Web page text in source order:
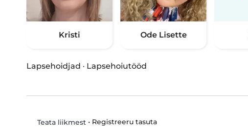
Kristi Ode Lisette
Lapsehoidjad · Lapsehoiutööd
Teata liikmest • Registreeru tasuta